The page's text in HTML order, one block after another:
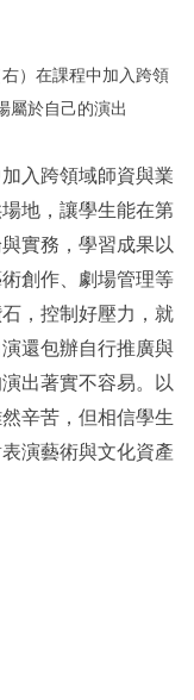
）在課程中加入跨領
屬於自己的演出
入跨領域師資與業
地，讓學生能在第
實務，學習成果以
創作、劇場管理等
，控制好壓力，就
還包辦自行推廣與
出著實不容易。以
辛苦，但相信學生
演藝術與文化資產